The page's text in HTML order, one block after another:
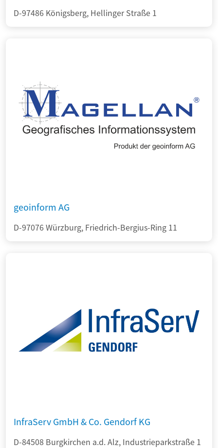
D-97486 Königsberg, Hellinger Straße 1
geoinform AG
D-97076 Würzburg, Friedrich-Bergius-Ring 11
InfraServ GmbH & Co. Gendorf KG
D-84508 Burgkirchen a.d. Alz, Industrieparkstraße 1